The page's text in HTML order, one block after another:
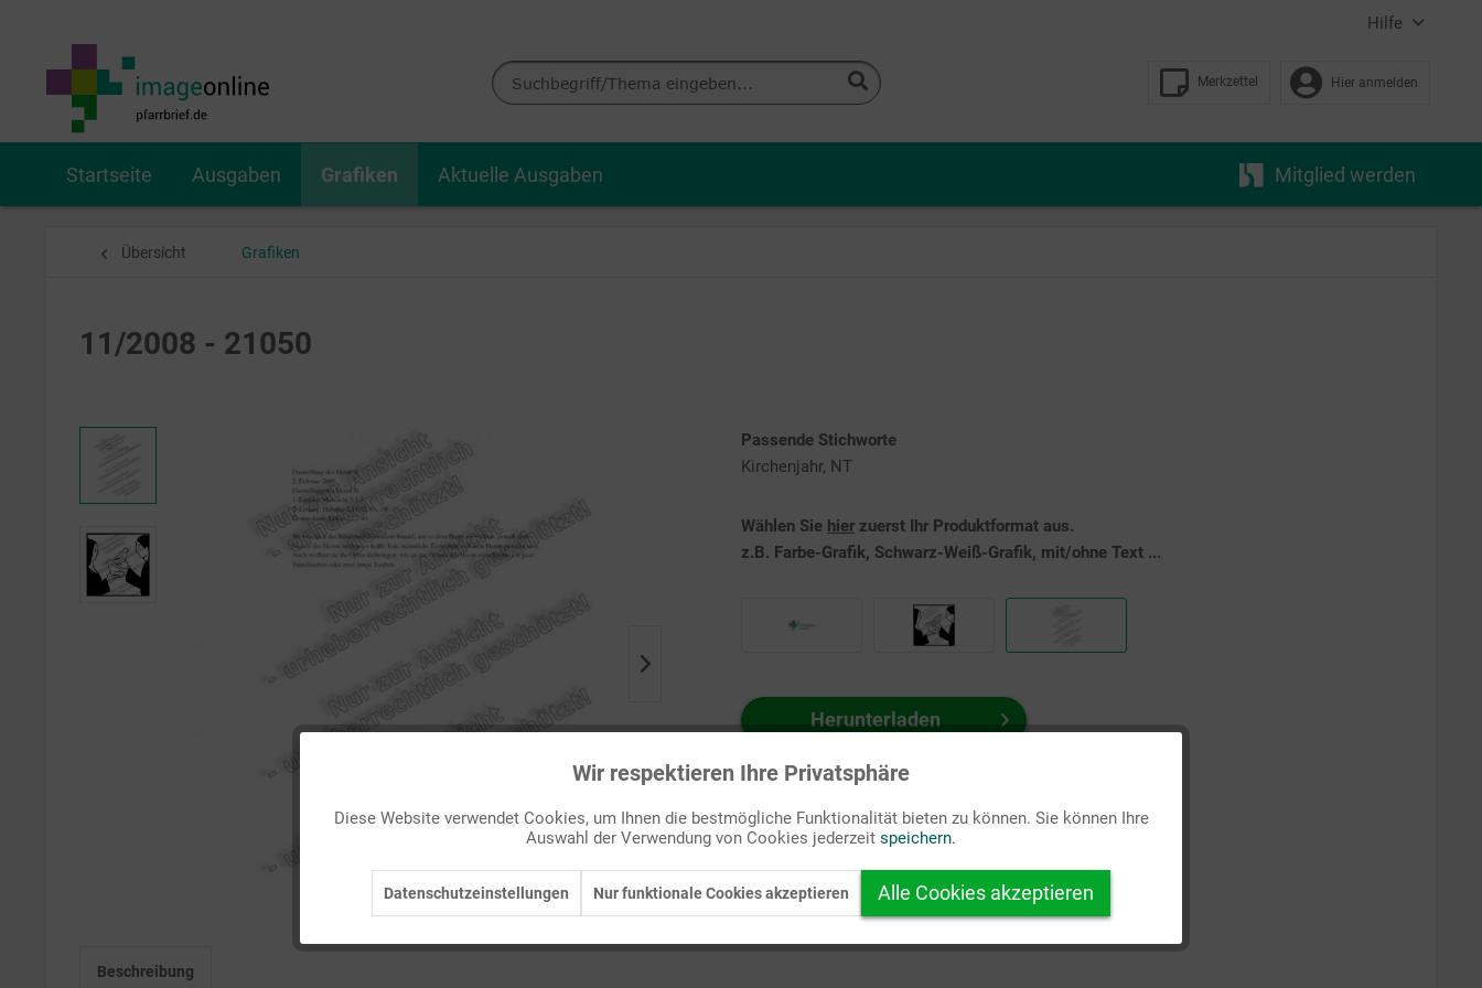
Hilfe
Merkzettel Hier anmelden
Startseite Ausgaben Grafiken Aktuelle Ausgaben Mitglied werden
Übersicht Grafiken
11/2008 - 21050
Passende Stichworte
Kirchenjahr, NT
Wählen Sie hier zuerst Ihr Produktformat aus.
z.B. Farbe-Grafik, Schwarz-Weiß-Grafik, mit/ohne Text ...
Herunterladen
Auf Ihren Merkzettel setzen
Beschreibung
Inaktiv
Wir respektieren Ihre Privatsphäre
Diese Website verwendet Cookies, um Ihnen die bestmögliche Funktionalität bieten zu können. Sie können Ihre
Auswahl der Verwendung von Cookies jederzeit speichern.
Datenschutzeinstellungen Nur funktionale Cookies akzeptieren Alle Cookies akzeptieren